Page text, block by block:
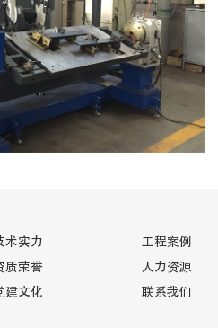
术实力
质荣誉
建文化
工程案例
人力资源
联系我们